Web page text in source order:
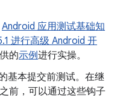
Android 应用测试基础知
进行高级 Android 开
的示例进行实操。
基本提交前测试。在继
前，可以通过这些钩子